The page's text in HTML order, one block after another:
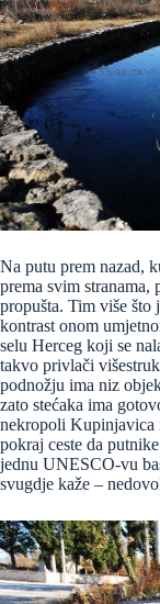
Na putu prem nazad,
prema svim stranama,
propušta. Tim više što
kontrast onom
selu Herceg koji se
takvo privlači
podnožju ima niz
zato stećaka ima
nekropoli Kupinjavica
pokraj ceste da
jednu UNESCO-vu
svugdje kaže –